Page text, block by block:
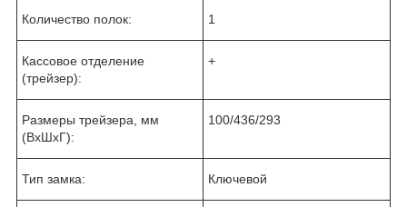
Количество полок: 1
Кассовое отделение
(трейзер):
+
Размеры трейзера, мм
(ВхШхГ):
100/436/293
Тип замка: Ключевой